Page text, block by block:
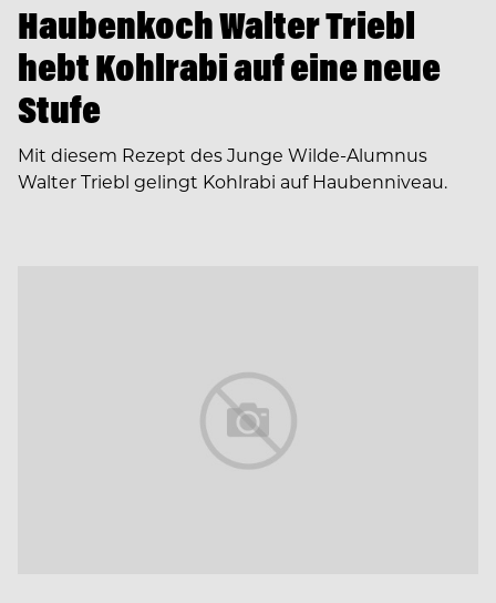
Haubenkoch Walter Triebl
hebt Kohlrabi auf eine neue
Stufe
Mit diesem Rezept des Junge Wilde-Alumnus
Walter Triebl gelingt Kohlrabi auf Haubenniveau.